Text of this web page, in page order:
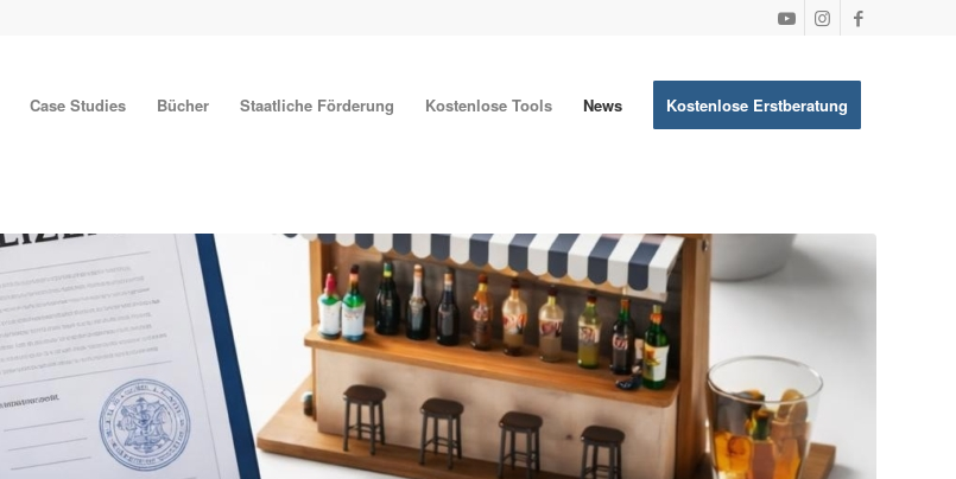
Case Studies Bücher Staatliche Förderung Kostenlose Tools News Kostenlose Erstberatung